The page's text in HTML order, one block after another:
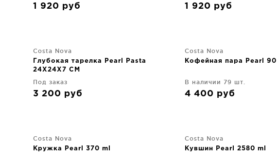
1 920 руб 1 920 руб
Costa Nova
Глубокая тарелка Pearl Pasta
24X24X7 CM
Под заказ
3 200 руб
Costa Nova
Кофейная пара Pearl 90
В наличии 79 шт.
4 400 руб
Costa Nova
Кружка Pearl 370 ml
Costa Nova
Кувшин Pearl 2580 ml